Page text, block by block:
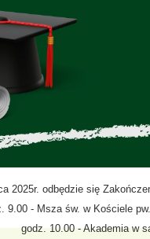
2025r. odbędzie się
9.00 - Msza św. w Kościele
godz. 10.00 - Akademia w